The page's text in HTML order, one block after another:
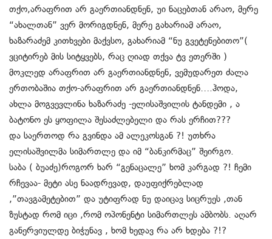
თქო,არაფრით არ გაერთიანდნენ, უი ნაცებთან არაო, მერე
“ახალთან” ვერ მორიგდნენ, მერე გახარიამ არაო,
ხაზარაძემ კითხვები მაქვსო, გახარიამ “ნუ გვეტენებითო”(
ვციტირებ მის სიტყვებს, რაც ღიად თქვა ტვ ეთერში )
მოკლედ არაფრით არ გაერთიანდნენ, ვემუდარეთ ძალა
ერთობაშია თქო-არაფრით არ გაერთიანდნენ….ჰოდა,
ახლა მოგვევლინა ხაზარაძე -ელისაშვილის ტანდემი , ა
ბატონო ეს ყოფილა შესაძლებელი და რას ერჩით???
და საერთოდ რა გვინდა ამ ალეკოსგან ?! უთხრა
ელისაშვილმა სიმართლე და იმ “ბანკირმაც” შეირგო.
საბა ( ბუაძე)როგორ ხარ “გენაცალე” ხომ კარგად ?! ჩემი
რჩევაა- მეტი ასე ნაადრევად, დაუფიქრებლად
,”თავგამეტებით” და უტიფრად ნუ დაიცავ სიცრუეს ,თან
ზუსტად რომ იცი ,რომ ოპონენტი სიმართლეს ამბობს. აღარ
განერვიულდე ბიჭუნავ , ხომ ხედავ რა არ ხდება ?!?